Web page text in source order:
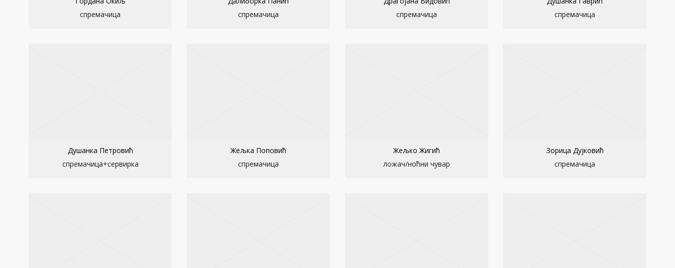
спремачица
спремачица
спремачица
спремачица
Душанка Петровић
спремачица+сервирка
Жељка Поповић
спремачица
Жељко Жигић
ложач/ноћни чувар
Зорица Дујковић
спремачица